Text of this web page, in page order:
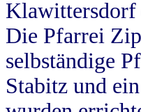
Klawittersdorf
Die Pfarrei
selbständige
Stabitz und